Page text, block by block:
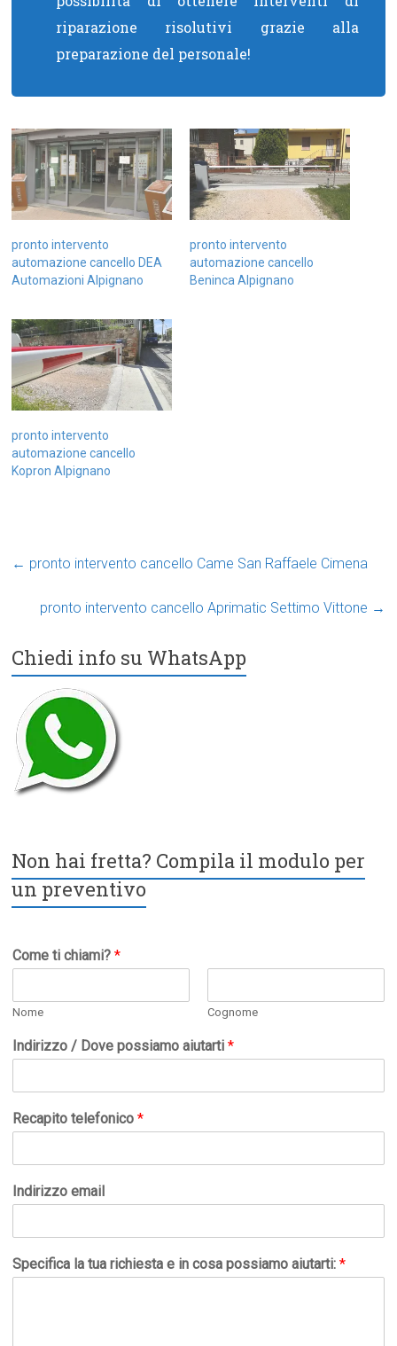
riparazione risolutivi grazie alla
preparazione del personale!
pronto intervento
automazione cancello DEA
Automazioni Alpignano
pronto intervento
automazione cancello
Beninca Alpignano
pronto intervento
automazione cancello
Kopron Alpignano
← pronto intervento cancello Came San Raffaele Cimena
pronto intervento cancello Aprimatic Settimo Vittone →
Chiedi info su WhatsApp
Non hai fretta? Compila il modulo per
un preventivo
Come ti chiami?*
Nome Cognome
Indirizzo / Dove possiamo aiutarti*
Recapito telefonico*
Indirizzo email
Specifica la tua richiesta e in cosa possiamo aiutarti:*